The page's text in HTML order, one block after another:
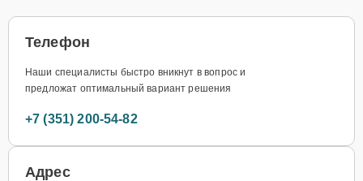
Телефон
Наши специалисты быстро вникнут в вопрос и
предложат оптимальный вариант решения
+7 (351) 200-54-82
Адрес